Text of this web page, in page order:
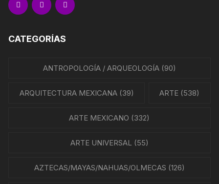
CATEGORÍAS
ANTROPOLOGÍA / ARQUEOLOGÍA(90)
ARQUITECTURA MEXICANA(39) ARTE (538)
ARTE MEXICANO (332)
ARTE UNIVERSAL (55)
AZTECAS/MAYAS/NAHUAS/OLMECAS (126)